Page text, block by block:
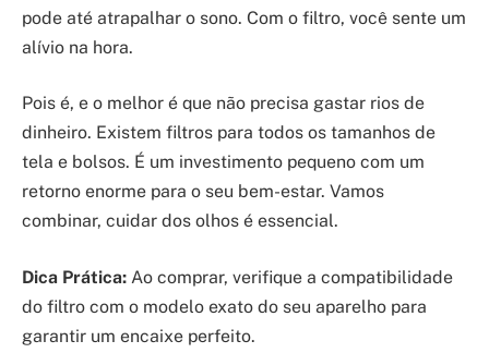
pode até atrapalhar o sono. Com o filtro, você sente um
alívio na hora.
Pois é, e o melhor é que não precisa gastar rios de
dinheiro. Existem filtros para todos os tamanhos de
tela e bolsos. É um investimento pequeno com um
retorno enorme para o seu bem-estar. Vamos
combinar, cuidar dos olhos é essencial.
Dica Prática: Ao comprar, verifique a compatibilidade
do filtro com o modelo exato do seu aparelho para
garantir um encaixe perfeito.